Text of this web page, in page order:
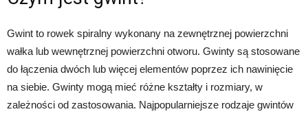
Gwint to rowek spiralny wykonany na zewnętrznej powierzchni
wałka lub wewnętrznej powierzchni otworu. Gwinty są stosowane
do łączenia dwóch lub więcej elementów poprzez ich nawinięcie
na siebie. Gwinty mogą mieć różne kształty i rozmiary, w
zależności od zastosowania. Najpopularniejsze rodzaje gwintów